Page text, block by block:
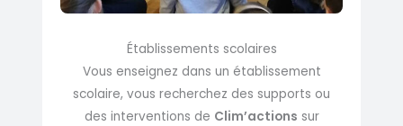
Établissements scolaires
Vous enseignez dans un établissement
scolaire, vous recherchez des supports ou
des interventions de Clim’actions sur